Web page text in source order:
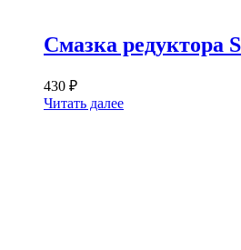
Смазка редуктора
430 ₽
Читать далее